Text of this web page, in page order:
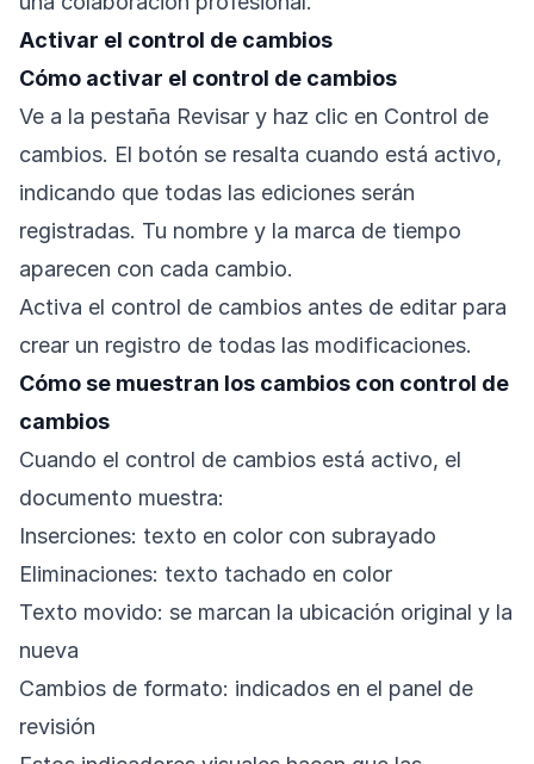
Activar el control de cambios
Cómo activar el control de cambios
Ve a la pestaña Revisar y haz clic en Control de
cambios. El botón se resalta cuando está activo,
indicando que todas las ediciones serán
registradas. Tu nombre y la marca de tiempo
aparecen con cada cambio.
Activa el control de cambios antes de editar para
crear un registro de todas las modificaciones.
Cómo se muestran los cambios con control de
cambios
Cuando el control de cambios está activo, el
documento muestra:
Inserciones: texto en color con subrayado
Eliminaciones: texto tachado en color
Texto movido: se marcan la ubicación original y la
nueva
Cambios de formato: indicados en el panel de
revisión